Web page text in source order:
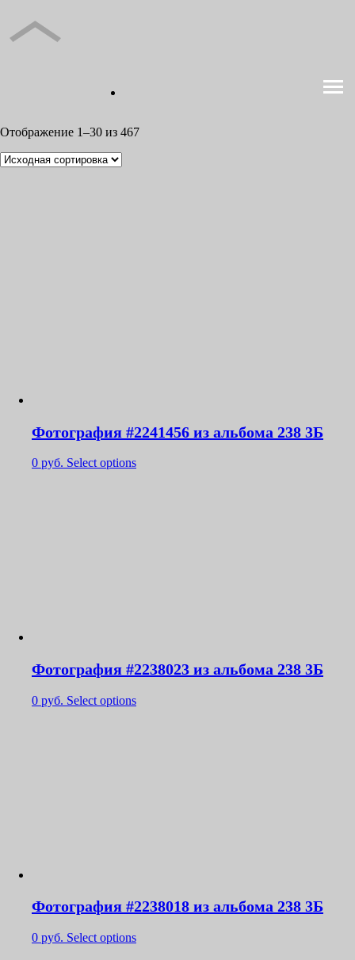
Отображение 1–30 из 467
Фотография #2241456 из альбома 238 3Б
0 руб. Select options
Фотография #2238023 из альбома 238 3Б
0 руб. Select options
Фотография #2238018 из альбома 238 3Б
0 руб. Select options